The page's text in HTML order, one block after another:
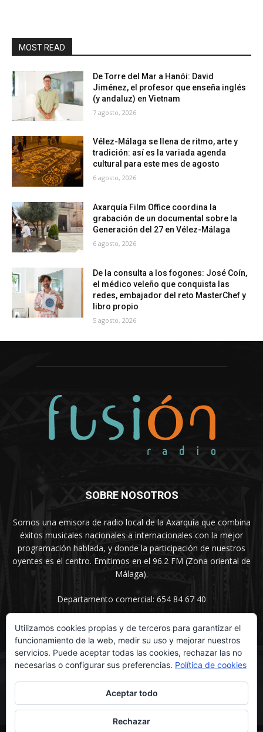
MOST READ
De Torre del Mar a Hanói: David
Jiménez, el profesor que enseña inglés
(y andaluz) en Vietnam
7 agosto, 2026
Vélez-Málaga se llena de ritmo, arte y
tradición: así es la variada agenda
cultural para este mes de agosto
6 agosto, 2026
Axarquía Film Office coordina la
grabación de un documental sobre la
Generación del 27 en Vélez-Málaga
6 agosto, 2026
De la consulta a los fogones: José Coín,
el médico veleño que conquista las
redes, embajador del reto MasterChef y
libro propio
5 agosto, 2026
SOBRE NOSOTROS
Somos una emisora de radio local de la Axarquía que combina
éxitos musicales nacionales a internacionales con la mejor
programación hablada, y donde la participación de nuestros
oyentes es el centro. Emitimos en el 96.2 FM (Zona oriental de
Málaga).
Departamento comercial: 654 84 67 40
SÍGUENOS
Utilizamos cookies propias y de terceros para garantizar el
funcionamiento de la web, medir su uso y mejorar nuestros
servicios. Puede aceptar todas las cookies, rechazar las no
necesarias o configurar sus preferencias. Política de cookies
Aceptar todo
Rechazar